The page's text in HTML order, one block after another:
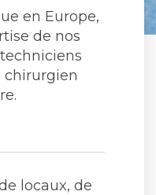
en Europe,
de nos
chirurgien
locaux, de